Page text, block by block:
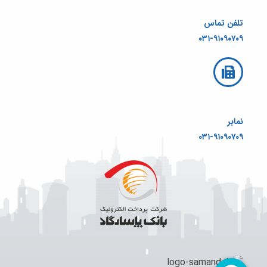
تلفن تماس
۰۳۱-۹۱۰۹۰۷۰۹
نمابر
۰۳۱-۹۱۰۹۰۷۰۹